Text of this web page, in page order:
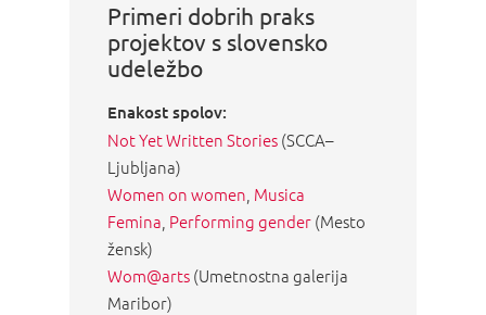
Primeri dobrih praks
projektov s slovensko
udeležbo
Enakost spolov:
Not Yet Written Stories(SCCA–
Ljubljana)
Women on women Musica
Femina Performing gender(Mesto
žensk)
Wom@arts(Umetnostna galerija
Maribor)